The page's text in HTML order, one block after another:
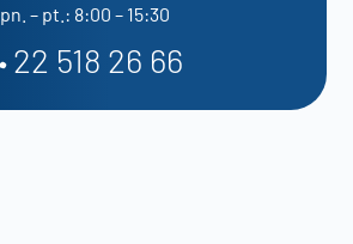
pn. – pt.: 8:00 – 15:30
22 518 26 66